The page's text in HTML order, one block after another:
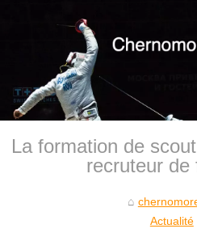
La formation de
recruteur de
Actualité